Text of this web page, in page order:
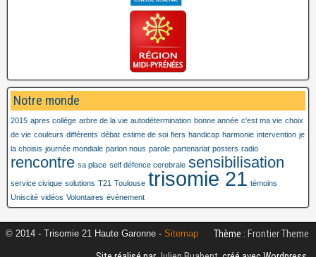
Notre monde
2015 apres collège arbre de la vie autodétermination bonne année c'est ma vie choix
de vie couleurs différents débat estime de soi fiers handicap harmonie intervention je
la choisis journée mondiale parlon nous parole partenariat posters radio
rencontre sa place self défence cerebrale sensibilisation
service civique solutions T21 Toulouse trisomie 21 témoins
Uniscité vidéos Volontaires événement
© 2014 - Trisomie 21 Haute Garonne - Sitemap Thème : Frontier Theme